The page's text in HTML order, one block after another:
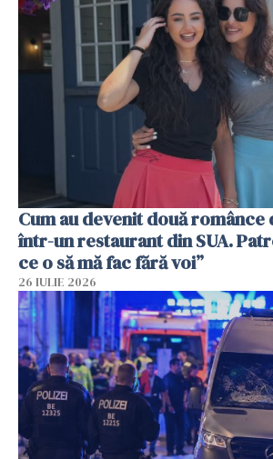
Cum au devenit două
într-un restaurant din SUA.
ce o să mă fac fără voi”
26 IULIE 2026